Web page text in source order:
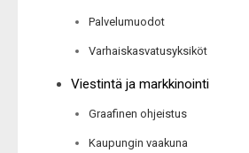
Palvelumuodot
Varhaiskasvatusyksiköt
Viestintä ja markkinointi
Graafinen ohjeistus
Kaupungin vaakuna